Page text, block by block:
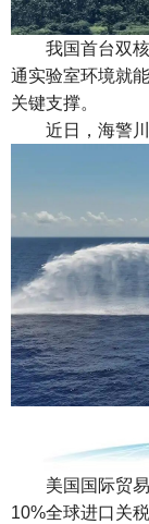
我国首台双核
通实验室环境就
关键支撑。
近日，海警川
美国国际贸易
10%全球进口关